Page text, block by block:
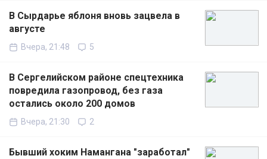
В Сырдарье яблоня вновь зацвела в
августе
Вчера, 21:48 5
В Сергелийском районе спецтехника
повредила газопровод, без газа
остались около 200 домов
Вчера, 21:30 2
Бывший хоким Намангана "заработал"